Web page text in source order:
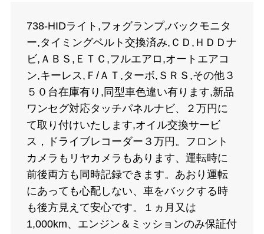
738-HIDライト,フォグランプ,バックモニタ
ー,タイミングベルト交換済み,ＣＤ,ＨＤＤナ
ビ,ＡＢＳ,ＥＴＣ,フルエアロ,オートエアコ
ン,キーレス,Ｆ/ＡＴ,ターボ,ＳＲＳ,その他３
５０台在庫有り,同型車色違い有ります,新品
ワンセグ対応タッチパネルナビ、２万円に
て取り付けいたします,オイル交換サービ
ス，ドライブレコーダー３万円。フロント
カメラもリヤカメラもあります、運転時に
前後両方も同時記録できます。あおり運転
にあっても心配しない、車をバックする時
も後方見えて安心です。１ヵ月又は
1,000km、エンジン＆ミッションのみ保証付